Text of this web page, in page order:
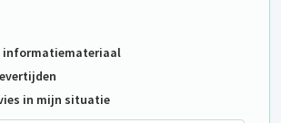
informatiemateriaal
in mijn situatie